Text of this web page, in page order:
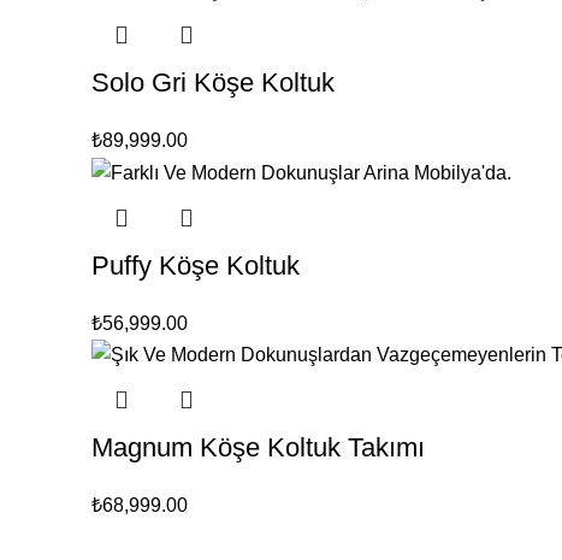
Solo Gri Köşe Koltuk
₺89,999.00
Puffy Köşe Koltuk
₺56,999.00
Magnum Köşe Koltuk Takımı
₺68,999.00